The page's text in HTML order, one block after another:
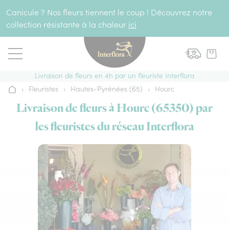
Canicule ? Nos fleurs tiennent le coup ! Découvrez notre
collection résistante à la chaleur ici
Livraison de fleurs en 4h par un fleuriste Interflora
Accueil
› Fleuristes › Hautes-Pyrénées (65) › Hourc
Livraison de fleurs à Hourc (65350) par
les fleuristes du réseau Interflora